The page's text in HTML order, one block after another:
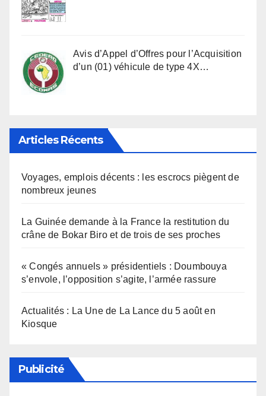
Avis d’Appel d’Offres pour l’Acquisition
d’un (01) véhicule de type 4X…
Articles Récents
Voyages, emplois décents : les escrocs piègent de
nombreux jeunes
La Guinée demande à la France la restitution du
crâne de Bokar Biro et de trois de ses proches
« Congés annuels » présidentiels : Doumbouya
s’envole, l’opposition s’agite, l’armée rassure
Actualités : La Une de La Lance du 5 août en
Kiosque
Publicité